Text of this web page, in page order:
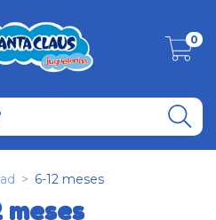
0
> 6-12 meses
meses